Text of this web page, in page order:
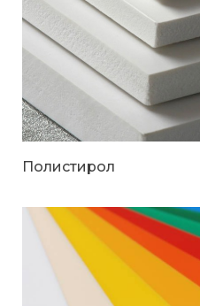
Полистирол